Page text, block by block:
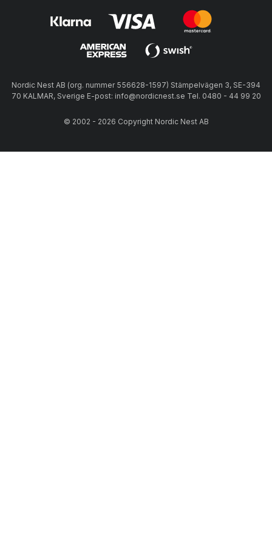
Nordic Nest AB (org. nummer 556628-1597) Stämpelvägen 3, SE-394
70 KALMAR, Sverige E-post: info@nordicnest.se Tel. 0480 - 44 99 20
© 2002 - 2026 Copyright Nordic Nest AB